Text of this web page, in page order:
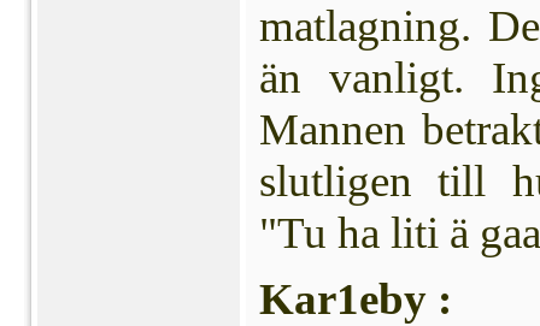
matlagning.
än vanligt.
Mannen
slut­ligen till
"Tu ha liti ä
Kar1eby :